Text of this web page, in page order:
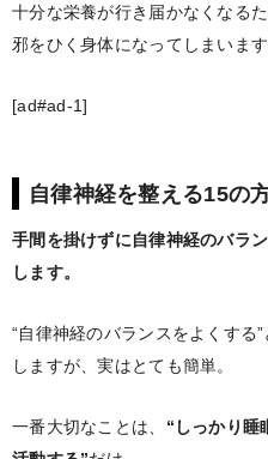
十分な栄養が行き届かなくなる
邪をひく身体になってしまいます
[ad#ad-1]
自律神経を整える15の
手間を掛けずに自律神経のバラ
します。
“自律神経のバランスをよくする
しますが、実はとても簡単。
一番大切なことは、 “しっかり睡